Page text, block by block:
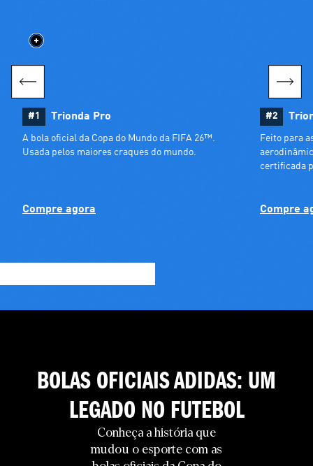
#1 Trionda Pro
A bola oficial da Copa do Mundo da FIFA 26™.
Usada pelos maiores craques do mundo.
Compre agora
#2
Feito para
certificada
Compre
BOLAS OFICIAIS ADIDAS: UM
LEGADO NO FUTEBOL
Conheça a história que
mudou o esporte com as